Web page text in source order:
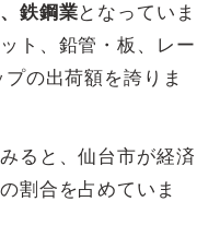
鉄鋼業となっていま
ト、鉛管・板、レー
の出荷額を誇りま
ると、仙台市が経済
割合を占めていま